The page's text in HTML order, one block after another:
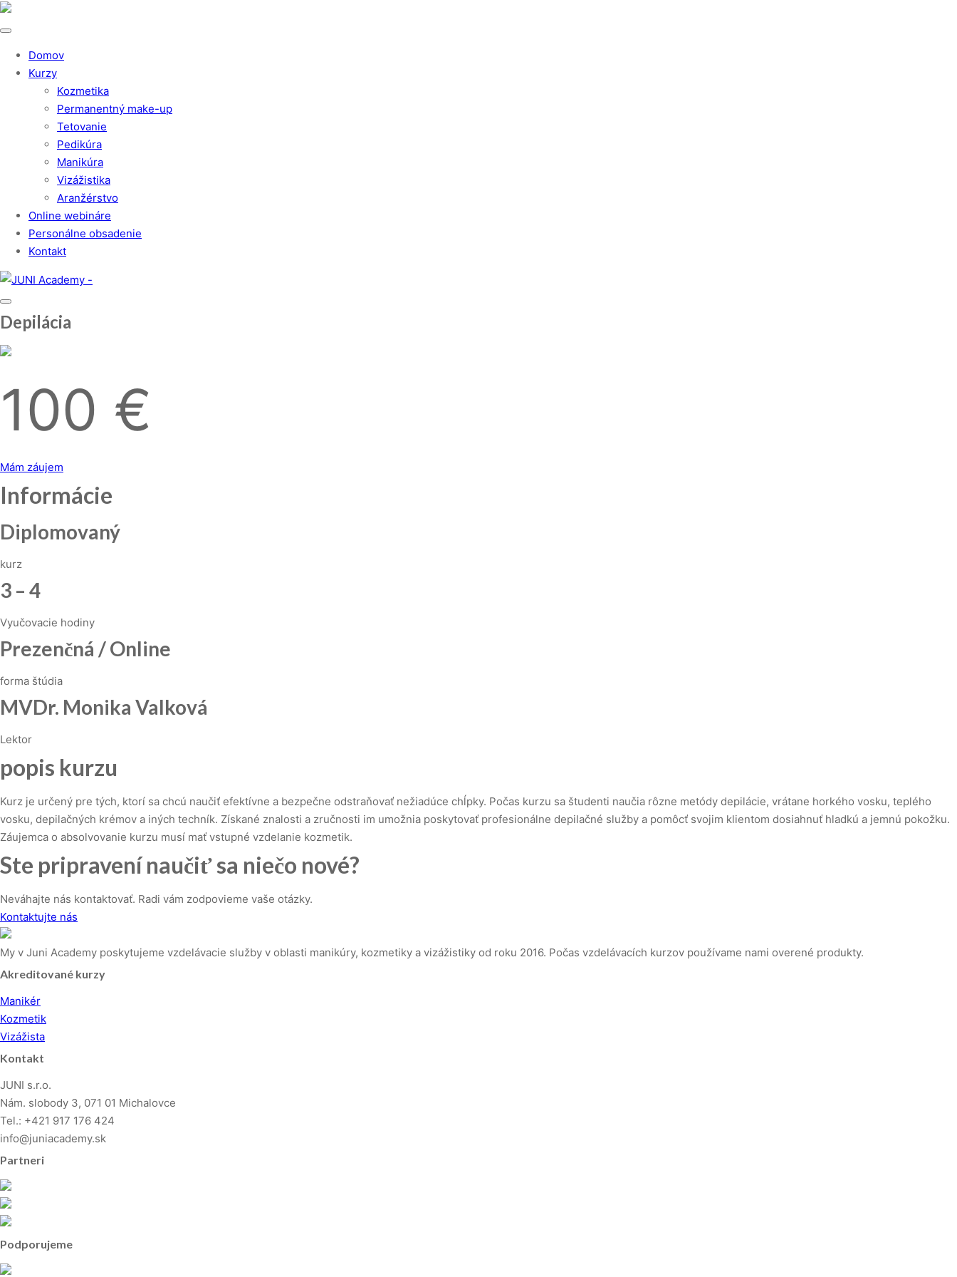
Domov
Kurzy
Kozmetika
Permanentný make-up
Tetovanie
Pedikúra
Manikúra
Vizážistika
Aranžérstvo
Online webináre
Personálne obsadenie
Kontakt
Depilácia
100 €
Mám záujem
Informácie
Diplomovaný
kurz
3 – 4
Vyučovacie hodiny
Prezenčná / Online
forma štúdia
MVDr. Monika Valková
Lektor
popis kurzu
Kurz je určený pre tých, ktorí sa chcú naučiť efektívne a bezpečne odstraňovať nežiadúce chĺpky. Počas kurzu sa študenti naučia rôzne metódy depilácie, vrátane horkého vosku, teplého
vosku, depilačných krémov a iných techník. Získané znalosti a zručnosti im umožnia poskytovať profesionálne depilačné služby a pomôcť svojim klientom dosiahnuť hladkú a jemnú pokožku.
Záujemca o absolvovanie kurzu musí mať vstupné vzdelanie kozmetik.
Ste pripravení naučiť sa niečo nové?
Neváhajte nás kontaktovať. Radi vám zodpovieme vaše otázky.
Kontaktujte nás
My v Juni Academy poskytujeme vzdelávacie služby v oblasti manikúry, kozmetiky a vizážistiky od roku 2016. Počas vzdelávacích kurzov používame nami overené produkty.
Akreditované kurzy
Manikér
Kozmetik
Vizážista
Kontakt
JUNI s.r.o.
Nám. slobody 3, 071 01 Michalovce
Tel.: +421 917 176 424
info@juniacademy.sk
Partneri
Podporujeme